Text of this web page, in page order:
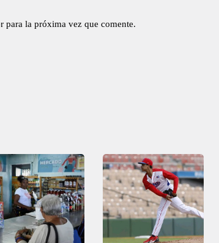
para la próxima vez que comente.